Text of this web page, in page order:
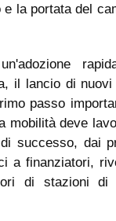
la portata del
il lancio di
passo
mobilità deve
successo, dai
a finanziatori,
di stazioni di